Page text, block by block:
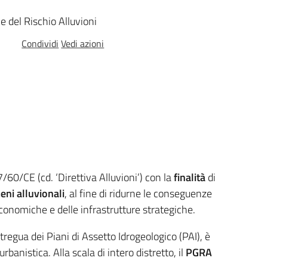
del Rischio Alluvioni
Condividi Vedi azioni
CE (cd. ‘Direttiva Alluvioni’) con lafinalitàdi
alluvionali, al fine di ridurne le conseguenze
e delle infrastrutture strategiche.
dei Piani di Assetto Idrogeologico (PAI), è
Alla scala di intero distretto, il PGRA